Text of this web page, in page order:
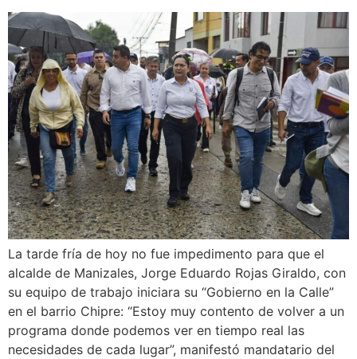
La tarde fría de hoy no fue impedimento para que el
alcalde de Manizales, Jorge Eduardo Rojas Giraldo, con
su equipo de trabajo iniciara su “Gobierno en la Calle”
en el barrio Chipre: “Estoy muy contento de volver a un
programa donde podemos ver en tiempo real las
necesidades de cada lugar”, manifestó mandatario del